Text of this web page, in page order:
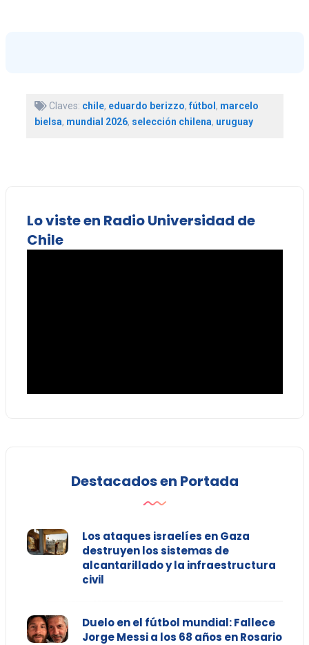
Claves: chile, eduardo berizzo,fútbol , marcelo
bielsa, mundial 2026, selección chilena, uruguay
Lo viste en Radio Universidad de
Chile
Destacados en Portada
Los ataques israelíes en Gaza
destruyen los sistemas de
alcantarillado y la infraestructura
civil
Duelo en el fútbol mundial: Fallece
Jorge Messi a los 68 años en Rosario